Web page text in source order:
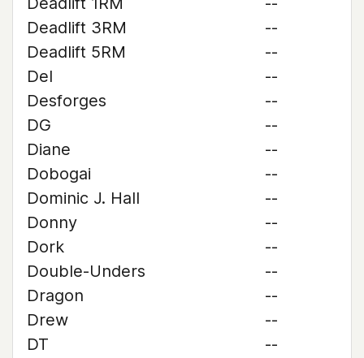
Deadlift 3RM
--
Deadlift 5RM
--
Del
--
Desforges
--
DG
--
Diane
--
Dobogai
--
Dominic J. Hall
--
Donny
--
Dork
--
Double-Unders
--
Dragon
--
Drew
--
DT
--